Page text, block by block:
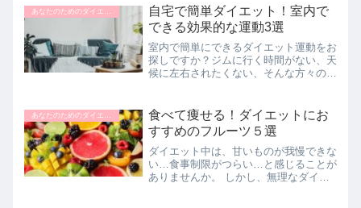
と運動のバランスの重要性について解説
します。バランスの良い食事...
あなたのためのダイエットナビ
自宅で簡単ダイエット！室内で
できる効果的な運動3選
室内で簡単にできるダイエット運動をお
探しですか？ジムに行く時間がない、天
候に左右されたくない、そんな方々のた
「踏み台の昇り降り」、「スクワッ
ト」、「プランク」といった、効...
食べて痩せる！ダイエットにお
すすめのフルーツ５選
ダイエット中は、甘いものが我慢できな
い…食事制限がつらい…と感じることが
ありませんか。 しかし、無理なダイエ